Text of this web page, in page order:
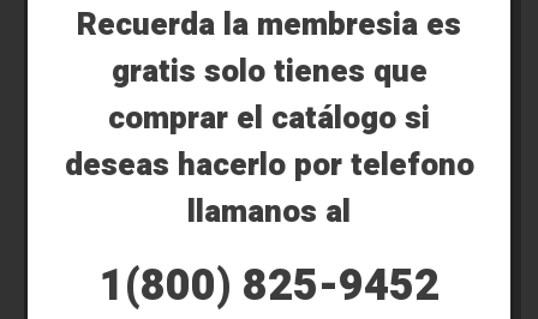
Recuerda la membresia es
gratis solo tienes que
comprar el catálogo si
deseas hacerlo por telefono
llamanos al
1(800) 825-9452